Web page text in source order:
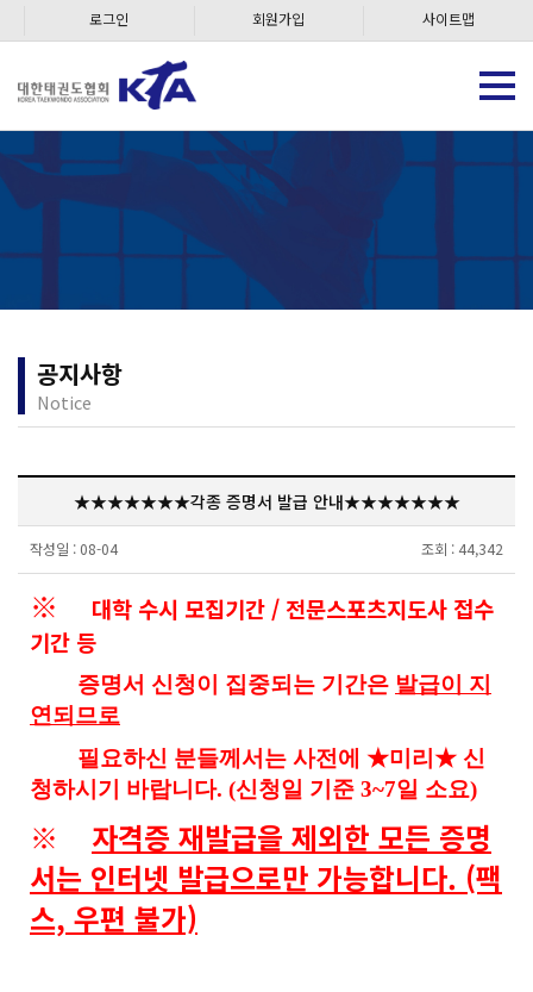
로그인 회원가입 사이트맵
공지사항
Notice
★★★★★★★각종 증명서 발급 안내★★★★★★★
작성일 : 08-04 조회 : 44,342
※
대학 수시 모집기간 / 전문스포츠지도사 접수
기간 등
증명서 신청이 집중되는 기간은 발급이 지
연되므로
필요하신 분들께서는 사전에 ★미리​★ 신
청하시기 바랍니다. (신청일 기준 3~7일 소요)
※ 자격증 재발급을 제외한 모든 증명
서는 인터넷 발급으로만 가능합니다. (팩
스, 우편 불가)